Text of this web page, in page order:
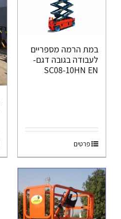
במת הרמה מספריים
לעבודה בגובה דגם-
SC08-10HN EN
פרטים